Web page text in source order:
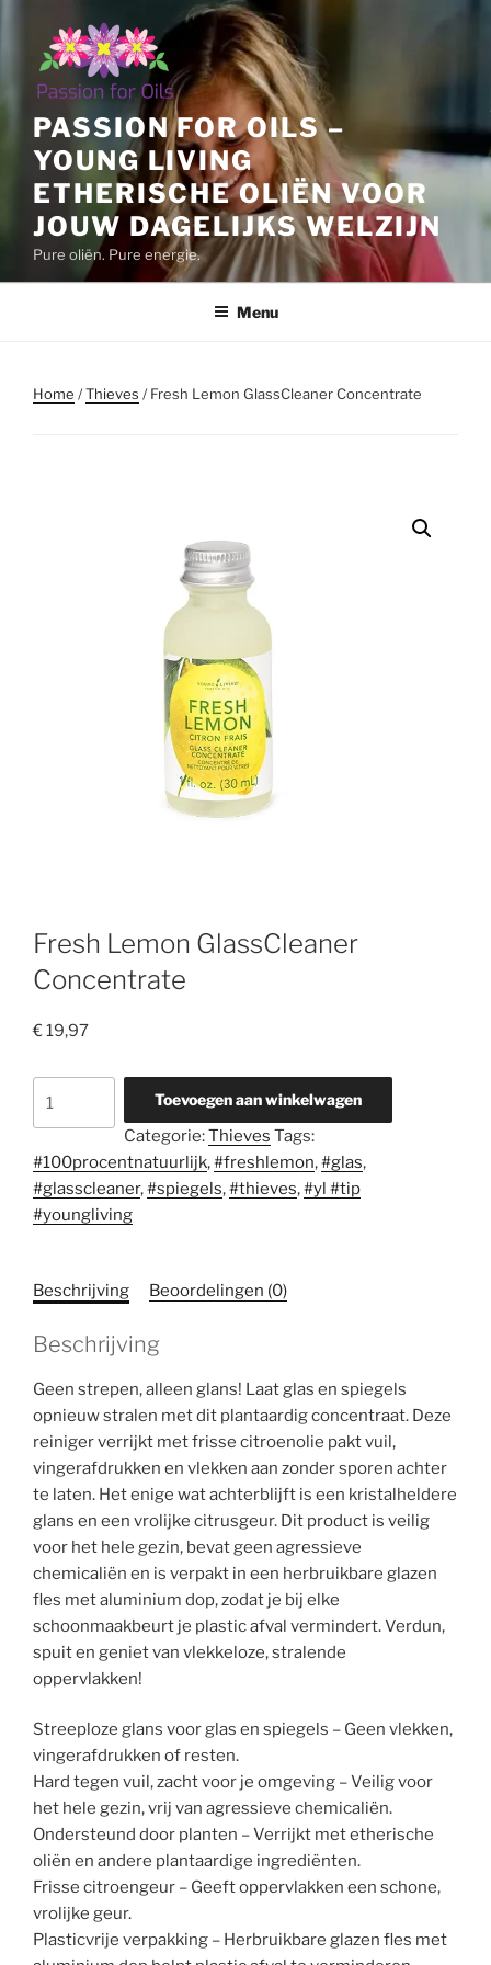
inhoud
PASSION FOR OILS –
YOUNG LIVING
ETHERISCHE OLIËN VOOR
JOUW DAGELIJKS WELZIJN
Pure oliën. Pure energie.
Menu
Home /Thieves / Fresh Lemon GlassCleaner Concentrate
Fresh Lemon GlassCleaner
Concentrate
€19,97
GlassCleaner
Concentrate
aantal
Toevoegen aan winkelwagen
Categorie:Thieves Tags:
#100procentnatuurlijk,#freshlemon,#glas,
#glasscleaner,#spiegels,#thieves,#yl #tip
#youngliving
Beschrijving Beoordelingen (0)
Beschrijving
Geen strepen, alleen glans! Laat glas en spiegels
opnieuw stralen met dit plantaardig concentraat. Deze
reiniger verrijkt met frisse citroenolie pakt vuil,
vingerafdrukken en vlekken aan zonder sporen achter
te laten. Het enige wat achterblijft is een kristalheldere
glans en een vrolijke citrusgeur. Dit product is veilig
voor het hele gezin, bevat geen agressieve
chemicaliën en is verpakt in een herbruikbare glazen
fles met aluminium dop, zodat je bij elke
schoonmaakbeurt je plastic afval vermindert. Verdun,
spuit en geniet van vlekkeloze, stralende
oppervlakken!
Streeploze glans voor glas en spiegels – Geen vlekken,
vingerafdrukken of resten.
Hard tegen vuil, zacht voor je omgeving – Veilig voor
het hele gezin, vrij van agressieve chemicaliën.
Ondersteund door planten – Verrijkt met etherische
oliën en andere plantaardige ingrediënten.
Frisse citroengeur – Geeft oppervlakken een schone,
vrolijke geur.
Plasticvrije verpakking – Herbruikbare glazen fles met